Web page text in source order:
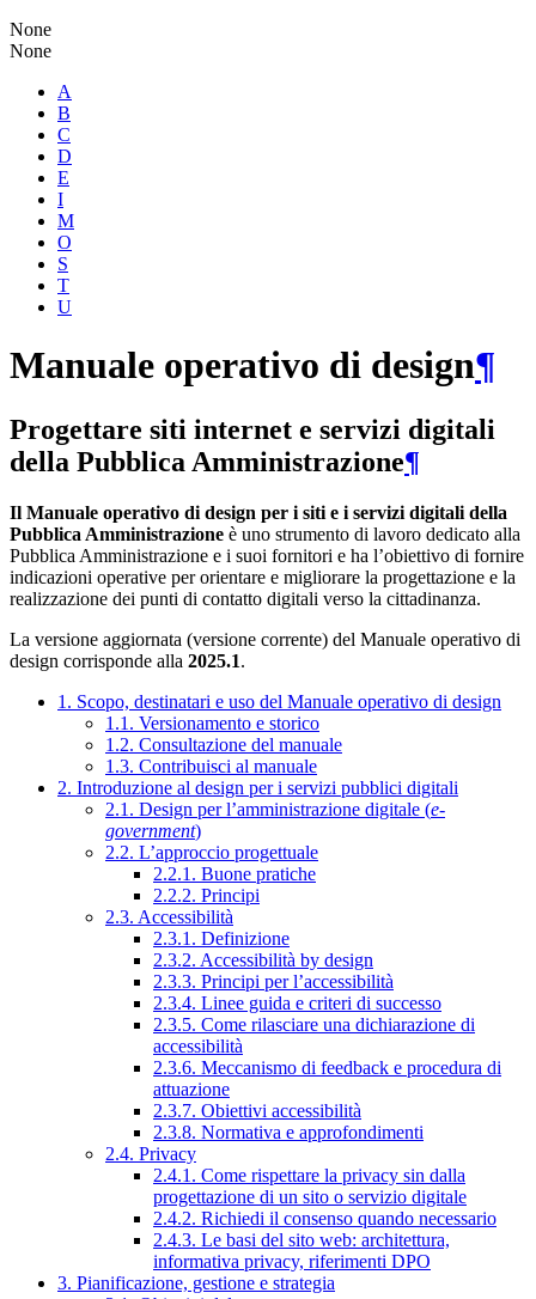
None
None
A
B
C
D
E
I
M
O
S
T
U
Manuale operativo di design¶
Progettare siti internet e servizi digitali
della Pubblica Amministrazione¶
Il Manuale operativo di design per i siti e i servizi digitali della
Pubblica Amministrazione è uno strumento di lavoro dedicato alla
Pubblica Amministrazione e i suoi fornitori e ha l’obiettivo di fornire
indicazioni operative per orientare e migliorare la progettazione e la
realizzazione dei punti di contatto digitali verso la cittadinanza.
La versione aggiornata (versione corrente) del Manuale operativo di
design corrisponde alla 2025.1.
1. Scopo, destinatari e uso del Manuale operativo di design
1.1. Versionamento e storico
1.2. Consultazione del manuale
1.3. Contribuisci al manuale
2. Introduzione al design per i servizi pubblici digitali
2.1. Design per l’amministrazione digitale (e-
government)
2.2. L’approccio progettuale
2.2.1. Buone pratiche
2.2.2. Principi
2.3. Accessibilità
2.3.1. Definizione
2.3.2. Accessibilità by design
2.3.3. Principi per l’accessibilità
2.3.4. Linee guida e criteri di successo
2.3.5. Come rilasciare una dichiarazione di
accessibilità
2.3.6. Meccanismo di feedback e procedura di
attuazione
2.3.7. Obiettivi accessibilità
2.3.8. Normativa e approfondimenti
2.4. Privacy
2.4.1. Come rispettare la privacy sin dalla
progettazione di un sito o servizio digitale
2.4.2. Richiedi il consenso quando necessario
2.4.3. Le basi del sito web: architettura,
informativa privacy, riferimenti DPO
3. Pianificazione, gestione e strategia